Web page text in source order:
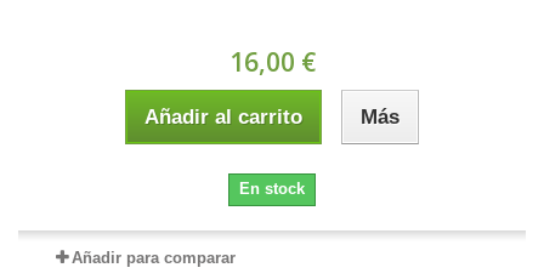
16,00 €
Añadir al carrito Más
En stock
Añadir para comparar